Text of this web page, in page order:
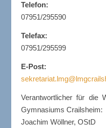
Telefon:
07951/295590
Telefax:
07951/295599
E-Post:
Verantwortlicher für die
Gymnasiums Crailsheim:
Joachim Wöllner, OStD